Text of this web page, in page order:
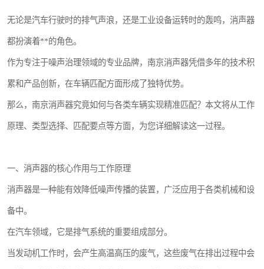
无论是汽车行驶时的排气声浪，还是工业设备运转时的轰鸣，消声器
都扮演着**的角色。
作为专注于噪声治理领域的专业品牌，南京消声器凭借多年的技术积
累和产品创新，在车辆匹配方面形成了独特优势。
那么，南京消声器究竟如何与各类车辆实现精准匹配？本文将从工作
原理、类型选择、匹配要点等方面，为您详细解读这一过程。
一、消声器的核心作用与工作原理
消声器是一种能有效降低噪声传播的装置，广泛应用于各类机械和设
备中。
在汽车领域，它是排气系统的重要组成部分。
当发动机工作时，会产生高温高压的废气，这些废气在排出过程中会